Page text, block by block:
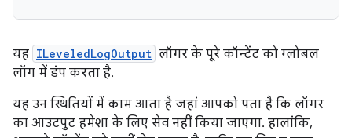
यह ILeveledLogOutput लॉगर के पूरे कॉन्टेंट को ग्लोबल
लॉग में डंप करता है.
यह उन स्थितियों में काम आता है जहां आपको पता है कि लॉगर
का आउटपुट हमेशा के लिए सेव नहीं किया जाएगा. हालांकि,